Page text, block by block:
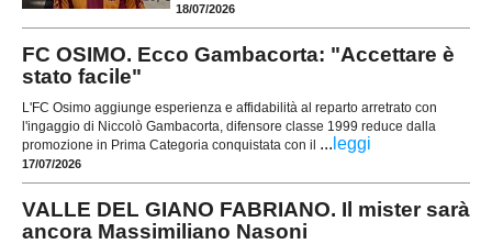
18/07/2026
FC OSIMO. Ecco Gambacorta: "Accettare è
stato facile"
L'FC Osimo aggiunge esperienza e affidabilità al reparto arretrato con
l'ingaggio di Niccolò Gambacorta, difensore classe 1999 reduce dalla
promozione in Prima Categoria conquistata con il ... leggi
17/07/2026
VALLE DEL GIANO FABRIANO. Il mister sarà
ancora Massimiliano Nasoni